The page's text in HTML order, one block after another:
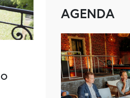
AGENDA